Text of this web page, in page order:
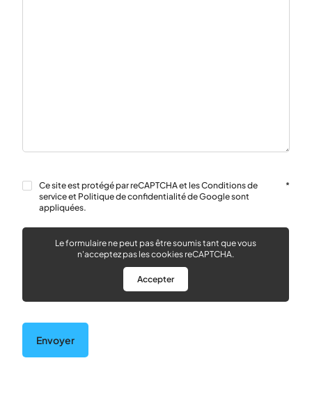
RGPD*
Ce site est protégé par reCAPTCHA et les Conditions de
service et Politique de confidentialité de Google sont
appliquées.
*
Le formulaire ne peut pas être soumis tant que vous
n'acceptez pas les cookies reCAPTCHA.
Accepter